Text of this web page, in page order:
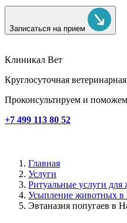
Записаться на прием
Клиникал Вет
Круглосуточная
Проконсультируем и поможем
+7 499 113 80 52
Главная
Услуги
Ритуальные услуги
Усыпление животных в
Эвтаназия попугаев в